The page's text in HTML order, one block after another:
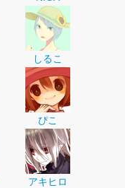
しるこ
ぴこ
アキヒロ